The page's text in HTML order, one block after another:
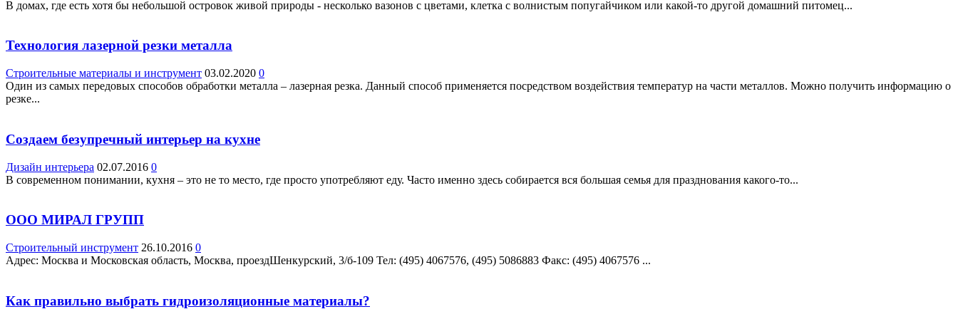
В домах, где есть хотя бы небольшой островок живой природы - несколько вазонов с цветами, клетка с волнистым попугайчиком или какой-то другой домашний питомец...
Технология лазерной резки металла
Строительные материалы и инструмент 03.02.2020 0
Один из самых передовых способов обработки металла – лазерная резка. Данный способ применяется посредством воздействия температур на части металлов. Можно получить информацию о
резке...
Создаем безупречный интерьер на кухне
Дизайн интерьера 02.07.2016 0
В современном понимании, кухня – это не то место, где просто употребляют еду. Часто именно здесь собирается вся большая семья для празднования какого-то...
ООО МИРАЛ ГРУПП
Строительный инструмент 26.10.2016 0
Адрес: Москва и Московская область, Москва, проездШенкурский, 3/б-109 Teл: (495) 4067576, (495) 5086883 Факс: (495) 4067576 ...
Как правильно выбрать гидроизоляционные материалы?